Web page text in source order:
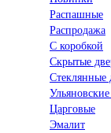
Распашные
Распродажа
С коробкой
Скрытые
Стеклянные
Царговые
Эмалит